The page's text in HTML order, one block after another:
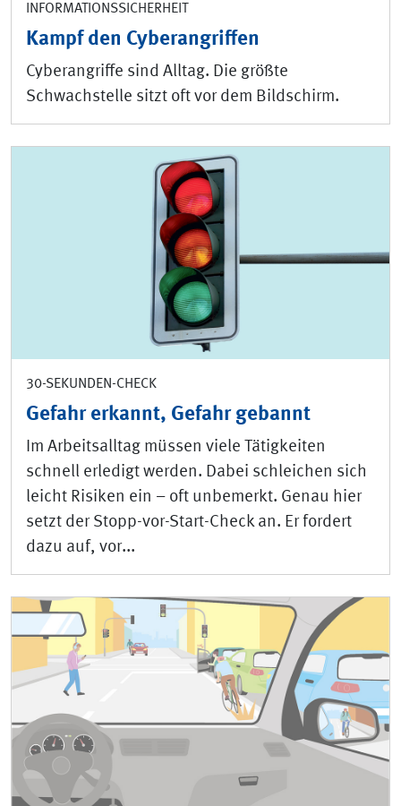
INFORMATIONSSICHERHEIT
Kampf den Cyberangriffen
Cyberangriffe sind Alltag. Die größte
Schwachstelle sitzt oft vor dem Bildschirm.
30-SEKUNDEN-CHECK
Gefahr erkannt, Gefahr gebannt
Im Arbeitsalltag müssen viele Tätigkeiten
schnell erledigt werden. Dabei schleichen sich
leicht Risiken ein – oft unbemerkt. Genau hier
setzt der Stopp-vor-Start-Check an. Er fordert
dazu auf, vor...